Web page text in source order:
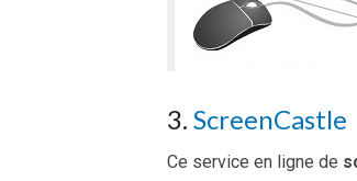
3. ScreenCastle
Ce service en ligne de